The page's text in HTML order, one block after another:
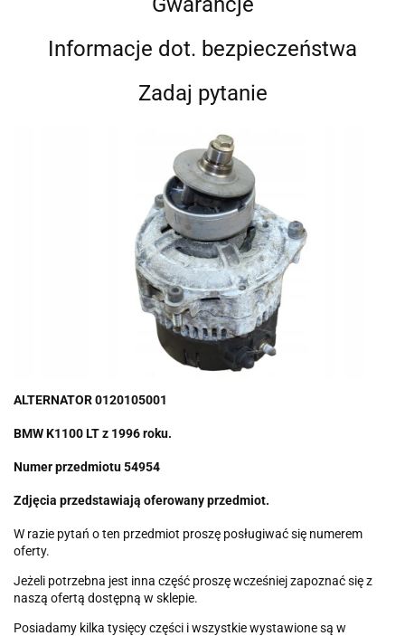
Informacje dot. bezpieczeństwa
Zadaj pytanie
ALTERNATOR 0120105001
BMW K1100 LT z 1996 roku.
Numer przedmiotu 54954
Zdjęcia przedstawiają oferowany przedmiot.
W razie pytań o ten przedmiot proszę posługiwać się numerem
oferty.
Jeżeli potrzebna jest inna część proszę wcześniej zapoznać się z
naszą ofertą dostępną w sklepie.
Posiadamy kilka tysięcy części i wszystkie wystawione są w